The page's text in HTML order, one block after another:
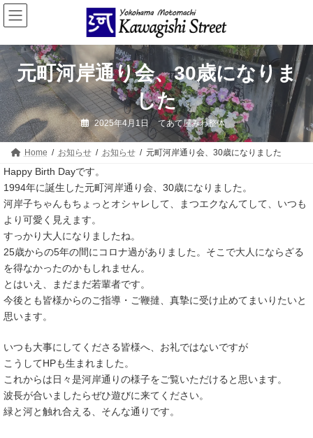
コ
ン
テ
ン
ツ
へ
ス
キ
ッ
プ
ナ
ビ
ゲ
ー
シ
ョ
ン
に
移
動
元町河岸通り会、30歳になりま
した
2025年4月1日 てあて屋みわ整体
Home お知らせ お知らせ 元町河岸通り会、30歳になりました
Happy Birth Dayです。
1994年に誕生した元町河岸通り会、30歳になりました。
河岸子ちゃんもちょっとオシャレして、まつエクなんてして、いつも
より可愛く見えます。
すっかり大人になりましたね。
25歳からの5年の間にコロナ過がありました。そこで大人にならざる
を得なかったのかもしれません。
とはいえ、まだまだ若輩者です。
今後とも皆様からのご指導・ご鞭撻、真摯に受け止めてまいりたいと
思います。
いつも大事にしてくださる皆様へ、お礼ではないですが
こうしてHPも生まれました。
これからは日々是河岸通りの様子をご覧いただけると思います。
波長が合いましたらぜひ遊びに来てください。
緑と河と触れ合える、そんな通りです。